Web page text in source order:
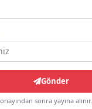
Gönder
sonra yayına alınır.